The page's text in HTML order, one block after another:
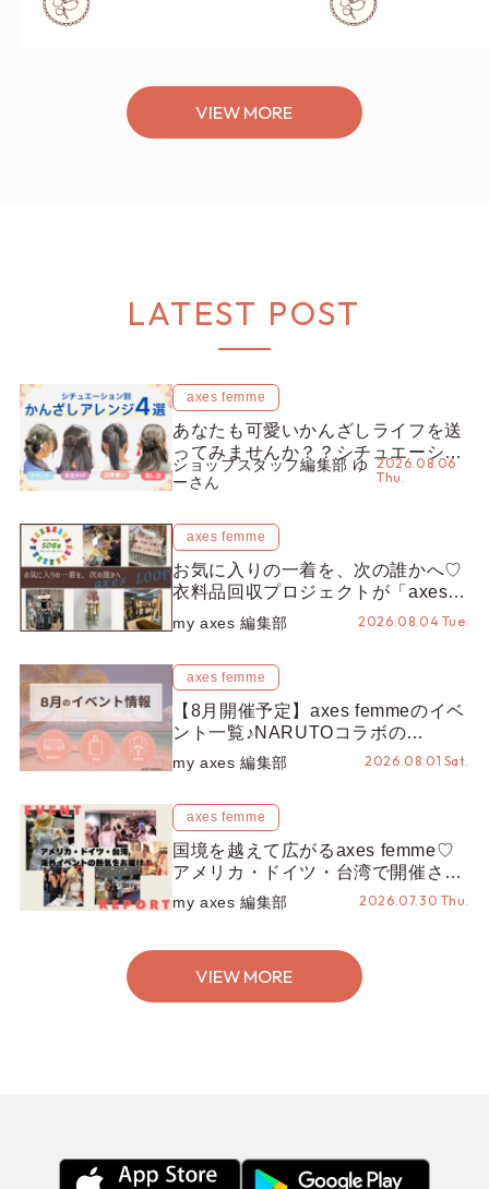
VIEW MORE
LATEST POST
axes femme
あなたも可愛いかんざしライフを送
ってみませんか？？シチュエーショ
ン別“かんざし”のオススメ【ショッ
プスタッフ編集部】
ショップスタッフ編集部 ゆ
ーさん
2026.08.06
Thu.
axes femme
お気に入りの一着を、次の誰かへ♡
衣料品回収プロジェクトが「axes
LOOP」にアップデート！活用する
とポイントが手に入る◎
my axes 編集部 2026.08.04 Tue.
axes femme
【8月開催予定】axes femmeのイベ
ント一覧♪NARUTOコラボの
REZEN POPUPから、プチYour
Stage.、ティーパーティまで！8月
my axes 編集部 2026.08.01 Sat.
axes femme
国境を越えて広がるaxes femme♡
アメリカ・ドイツ・台湾で開催され
たイベントをお届け！美沙子さんか
らのコメントも♬【海外イベントレ
my axes 編集部 2026.07.30 Thu.
VIEW MORE